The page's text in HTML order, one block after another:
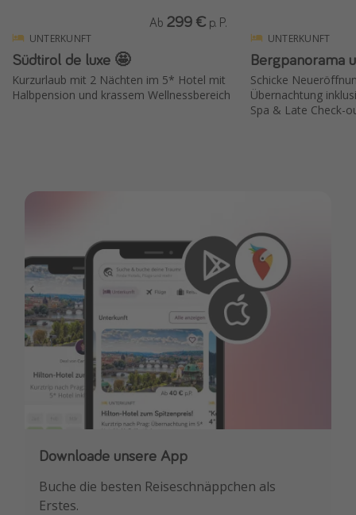
UNTERKUNFT
Südtirol de luxe 🤩
Kurzurlaub mit 2 Nächten im 5* Hotel mit
Halbpension und krassem Wellnessbereich
Ab 299 € p. P.
UNTERKUNFT
Bergpanorama
Schicke
Übernachtung
Spa & Late Check-
Downloade unsere App
Buche die besten Reiseschnäppchen als
Erstes.